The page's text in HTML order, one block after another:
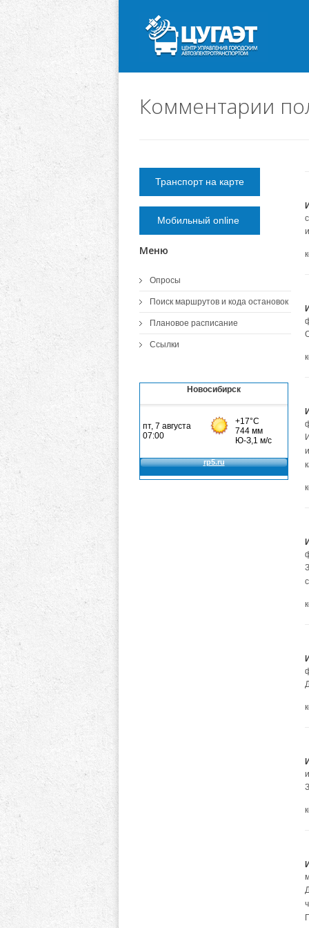
Комментарии
Транспорт на карте
Мобильный online
Меню
Опросы
Поиск маршрутов и кода остановок
Плановое расписание
Ссылки
Новосибирск